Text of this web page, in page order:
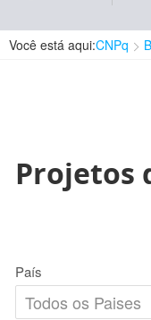
Você está aqui:CNPq
Projetos
País